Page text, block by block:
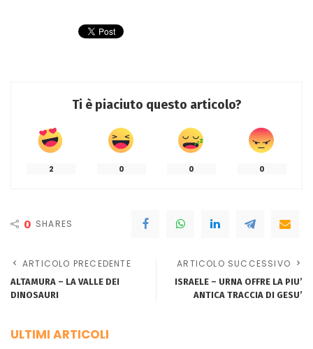
Ti è piaciuto questo articolo?
2 0 0 0
0 SHARES
ARTICOLO PRECEDENTE
ALTAMURA – LA VALLE DEI
DINOSAURI
ARTICOLO SUCCESSIVO
ISRAELE – URNA OFFRE LA PIU’
ANTICA TRACCIA DI GESU’
ULTIMI ARTICOLI